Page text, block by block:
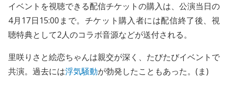
イベントを視聴できる配信チケットの購入は、公演当日の
4月17日15:00まで。チケット購入者には配信終了後、視
聴特典として2人のコラボ音源などが送付される。
里咲りさと絵恋ちゃんは親交が深く、たびたびイベントで
共演。過去には浮気騒動が勃発したこともあった。(ま)